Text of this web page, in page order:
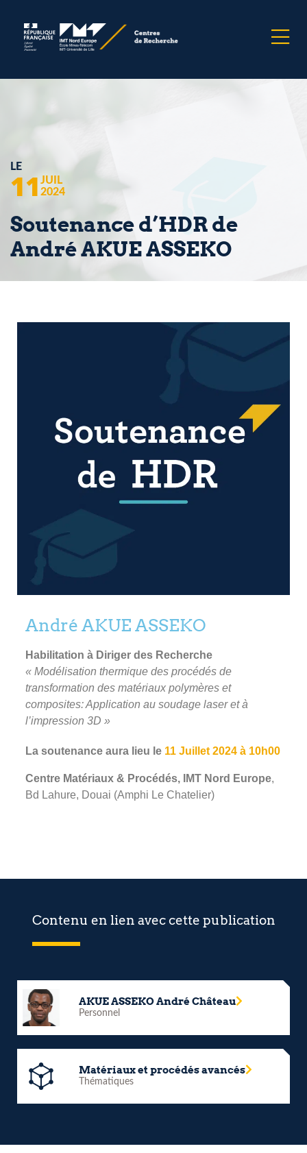
LE
11 JUIL
2024
Soutenance d’HDR de
André AKUE ASSEKO
André AKUE ASSEKO
Habilitation à Diriger des Recherche
« Modélisation thermique des procédés de
transformation des matériaux polymères et
composites: Application au soudage laser et à
l’impression 3D »
La soutenance aura lieu le 11 Juillet 2024 à 10h00
Centre Matériaux & Procédés, IMT Nord Europe,
Bd Lahure, Douai (Amphi Le Chatelier)
Contenu en lien avec cette publication
AKUE ASSEKO André Château
Personnel
Matériaux et procédés avancés
Thématiques